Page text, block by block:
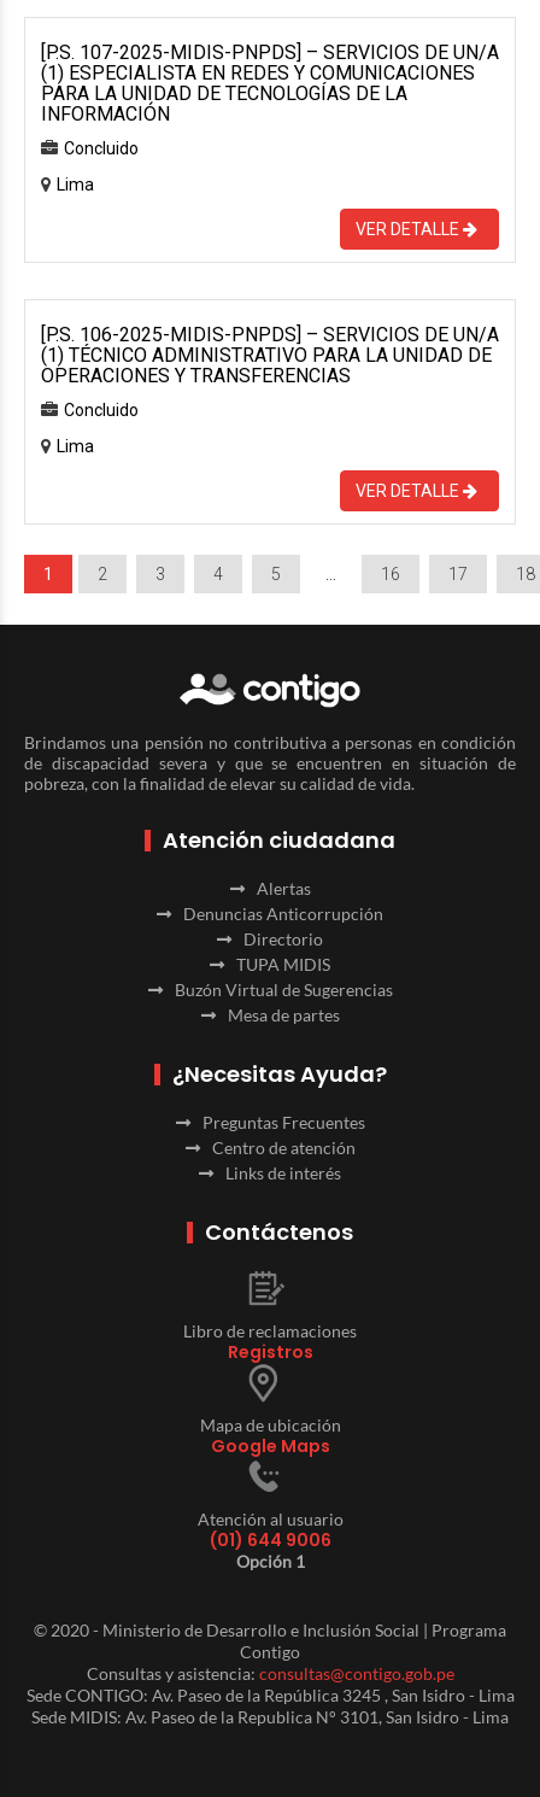
[P.S. 107-2025-MIDIS-PNPDS] – SERVICIOS DE UN/A
(1) ESPECIALISTA EN REDES Y COMUNICACIONES
PARA LA UNIDAD DE TECNOLOGÍAS DE LA
INFORMACIÓN
Concluido
Lima
VER DETALLE
[P.S. 106-2025-MIDIS-PNPDS] – SERVICIOS DE UN/A
(1) TÉCNICO ADMINISTRATIVO PARA LA UNIDAD DE
OPERACIONES Y TRANSFERENCIAS
Concluido
Lima
VER DETALLE
1 2 3 4 5 16 17 18
Brindamos una pensión no contributiva a personas en condición
de discapacidad severa y que se encuentren en situación de
pobreza, con la finalidad de elevar su calidad de vida.
Atención ciudadana
Alertas
Denuncias Anticorrupción
Directorio
TUPA MIDIS
Buzón Virtual de Sugerencias
Mesa de partes
¿Necesitas Ayuda?
Preguntas Frecuentes
Centro de atención
Links de interés
Contáctenos
Libro de reclamaciones
Registros
Mapa de ubicación
Google Maps
Atención al usuario
(01) 644 9006
Opción 1
© 2020 - Ministerio de Desarrollo e Inclusión Social | Programa
Contigo
Consultas y asistencia: consultas@contigo.gob.pe
Sede CONTIGO: Av. Paseo de la República 3245 , San Isidro - Lima
Sede MIDIS: Av. Paseo de la Republica N° 3101, San Isidro - Lima